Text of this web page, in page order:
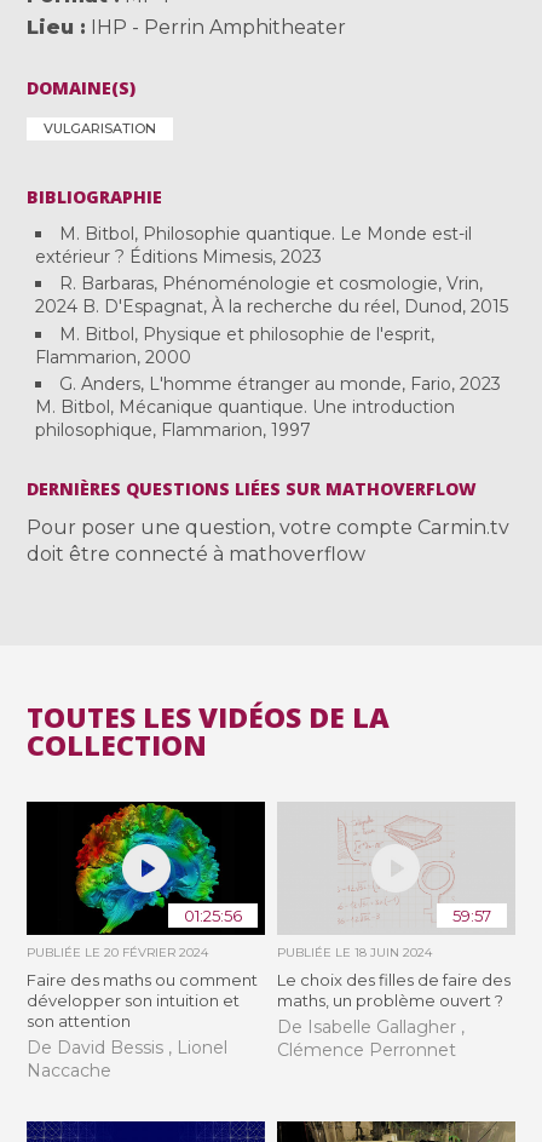
Lieu
IHP - Perrin Amphitheater
DOMAINE(S)
VULGARISATION
BIBLIOGRAPHIE
M. Bitbol, Philosophie quantique. Le Monde est-il
extérieur ? Éditions Mimesis, 2023
R. Barbaras, Phénoménologie et cosmologie, Vrin,
2024 B. D'Espagnat, À la recherche du réel, Dunod, 2015
M. Bitbol, Physique et philosophie de l'esprit,
Flammarion, 2000
G. Anders, L'homme étranger au monde, Fario, 2023
M. Bitbol, Mécanique quantique. Une introduction
philosophique, Flammarion, 1997
DERNIÈRES QUESTIONS LIÉES SUR MATHOVERFLOW
Pour poser une question, votre compte Carmin.tv
doit être connecté à mathoverflow
TOUTES LES VIDÉOS DE LA
COLLECTION
01:25:56
PUBLIÉE LE20 FÉVRIER 2024
Faire des maths ou comment
développer son intuition et
son attention
De David Bessis , Lionel
Naccache
59:57
PUBLIÉE LE 18 JUIN 2024
Le choix des filles de faire des
maths, un problème ouvert ?
De Isabelle Gallagher ,
Clémence Perronnet